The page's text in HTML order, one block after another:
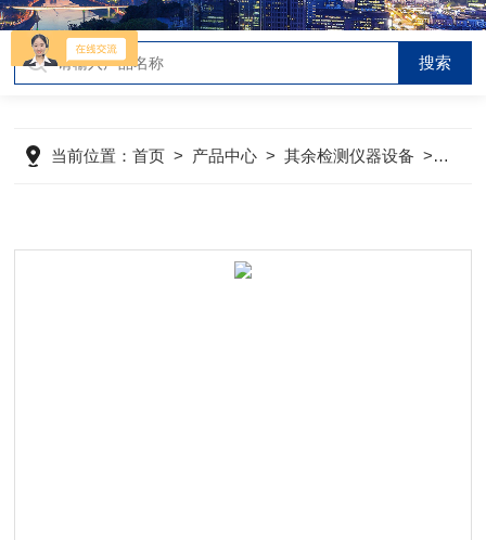
当前位置：首页 > 产品中心 >其余检测仪器设备 > TIME